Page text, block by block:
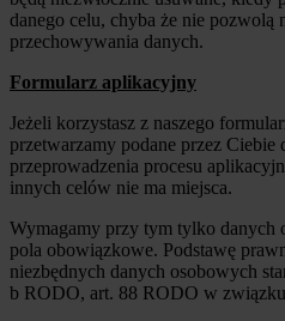
danego celu, chyba że nie pozwolą
przechowywania danych.
Formularz aplikacyjny
Jeżeli korzystasz z naszego
przetwarzamy podane przez Ciebie
przeprowadzenia procesu
innych celów nie ma miejsca.
Wymagamy przy tym tylko danych
pola obowiązkowe. Podstawę
niezbędnych danych osobowych
b RODO, art. 88 RODO w